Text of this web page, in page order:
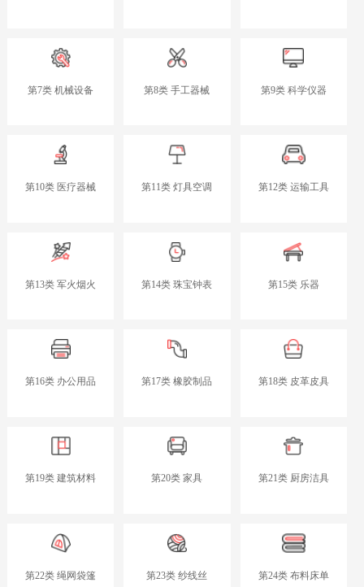
第7类 机械设备 第8类 手工器械 第9类 科学仪器
第10类 医疗器械 第11类 灯具空调 第12类 运输工具
第13类 军火烟火 第14类 珠宝钟表 第15类 乐器
第16类 办公用品 第17类 橡胶制品 第18类 皮革皮具
第19类 建筑材料 第20类 家具 第21类 厨房洁具
第22类 绳网袋篷 第23类 纱线丝 第24类 布料床单